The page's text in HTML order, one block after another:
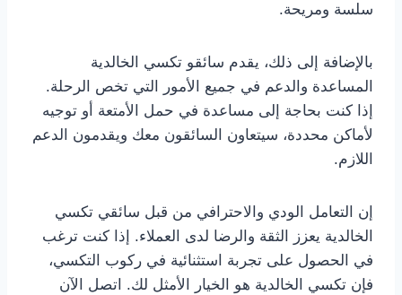
سلسة ومريحة.
بالإضافة إلى ذلك، يقدم سائقو تكسي الخالدية
المساعدة والدعم في جميع الأمور التي تخص الرحلة.
إذا كنت بحاجة إلى مساعدة في حمل الأمتعة أو توجيه
لأماكن محددة، سيتعاون السائقون معك ويقدمون الدعم
اللازم.
إن التعامل الودي والاحترافي من قبل سائقي تكسي
الخالدية يعزز الثقة والرضا لدى العملاء. إذا كنت ترغب
في الحصول على تجربة استثنائية في ركوب التكسي،
فإن تكسي الخالدية هو الخيار الأمثل لك. اتصل الآن